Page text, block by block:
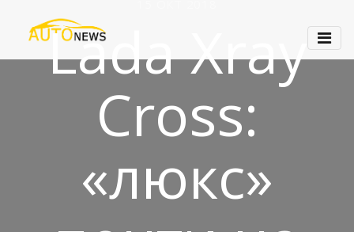
Lada Xray
Cross:
«люкс»